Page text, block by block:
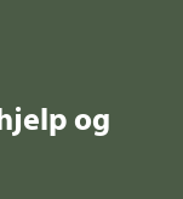
og